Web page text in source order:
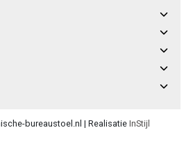
bureaustoel.nl | Realisatie InStijl